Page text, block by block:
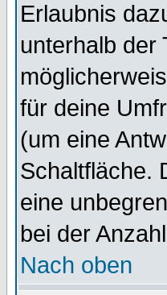
Erlaubnis
unterhalb der
für deine
(um eine
Schaltfläche.
eine
bei der
Nach oben